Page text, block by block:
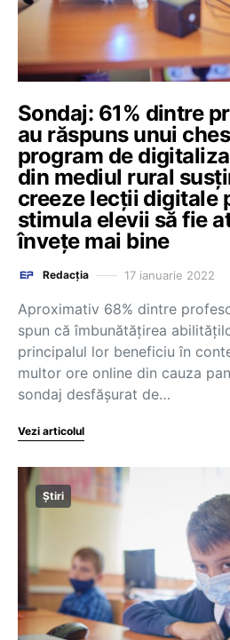
Sondaj: 61% dintre
au răspuns unui
program de
din mediul rural
creeze lecții digitale
stimula elevii să fie
învețe mai bine
Redacția 17 ianuarie 2022
Aproximativ 68% dintre
spun că îmbunătăţirea
principalul lor beneficiu în
multor ore online din cauza
sondaj desfăşurat de…
Vezi articolul
Știri